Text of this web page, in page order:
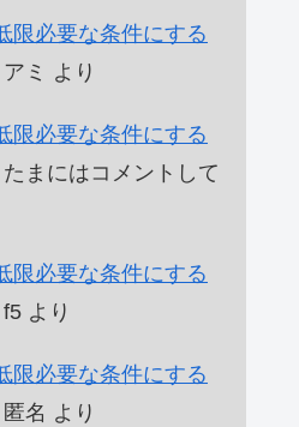
限必要な条件にする
アミ より
限必要な条件にする
たまにはコメントして
限必要な条件にする
f5 より
限必要な条件にする
匿名 より